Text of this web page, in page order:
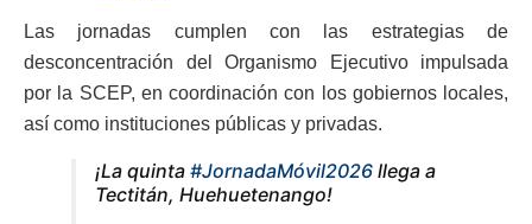
Las jornadas cumplen con las estrategias de
desconcentración del Organismo Ejecutivo impulsada
por la SCEP, en coordinación con los gobiernos locales,
así como instituciones públicas y privadas.
¡La quinta #JornadaMóvil2026 llega a
Tectitán, Huehuetenango!